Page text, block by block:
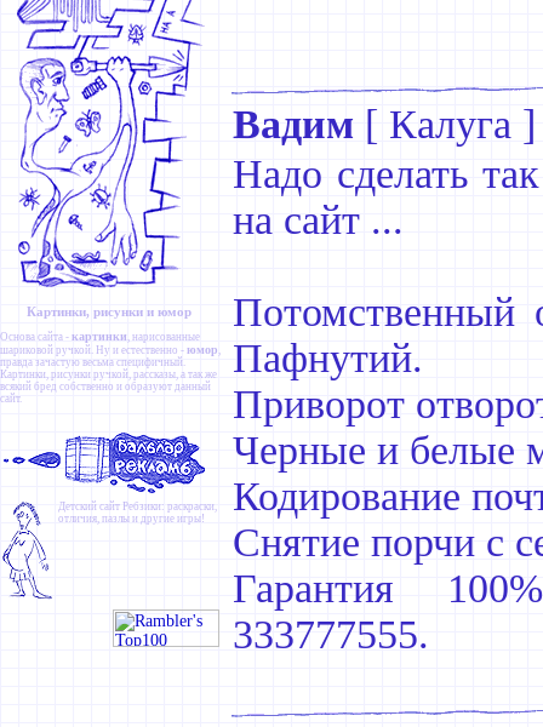
Картинки, рисунки и юмор
Основа сайта - картинки , нарисованные
шариковой ручкой. Ну и естественно - юмор ,
правда зачастую весьма специфичный.
Картинки, рисунки ручкой, рассказы, а так же
всякий бред собственно и образуют данный
сайт.
Детский сайт Ребзики: раскраски,
отличия, пазлы и другие игры!
Вадим [ Калуга ]
Надо сделать
на сайт ...
Потомственный
Пафнутий.
Приворот
Черные и белые
Кодирование
Снятие порчи с
Гарантия
333777555.